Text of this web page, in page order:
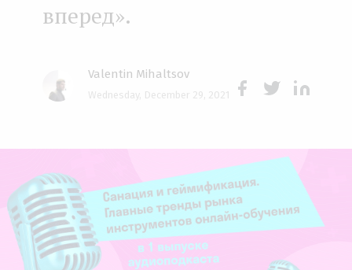
вперед».
Valentin Mihaltsov
Wednesday, December 29, 2021
n